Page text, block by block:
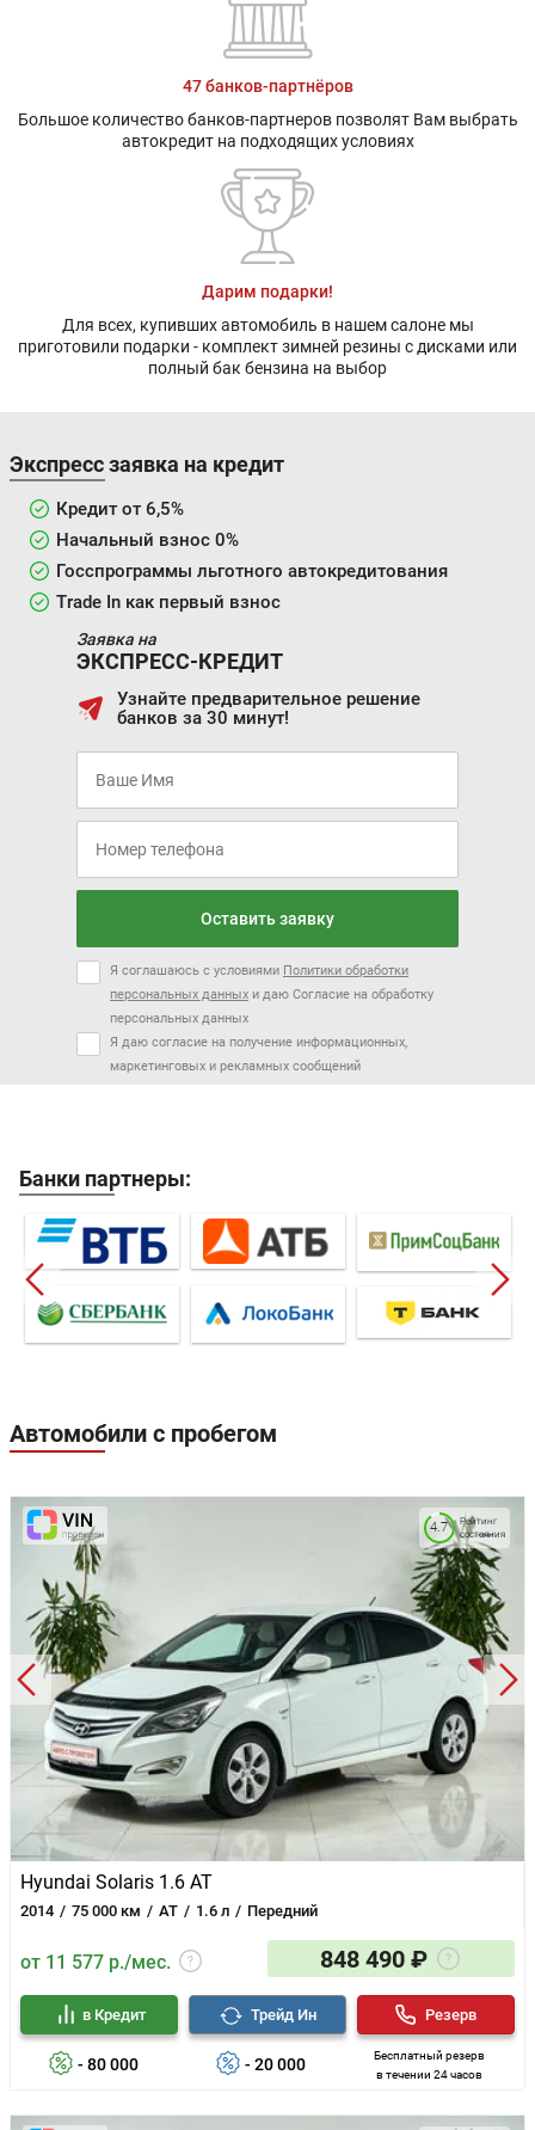
47 банков-партнёров
Большое количество банков-партнеров позволят Вам выбрать
автокредит на подходящих условиях
Дарим подарки!
Для всех, купивших автомобиль в нашем салоне мы
приготовили подарки - комплект зимней резины с дисками или
полный бак бензина на выбор
Экспресс заявка на кредит
Кредит от 6,5%
Начальный взнос 0%
Госспрограммы льготного автокредитования
Trade In как первый взнос
Заявка на
ЭКСПРЕСС-КРЕДИТ
Узнайте предварительное решение
банков за 30 минут!
Оставить заявку
Я соглашаюсь с условиями Политики обработки
персональных данных и даю Согласие на обработку
персональных данных
Я даю согласие на получение информационных,
маркетинговых и рекламных сообщений
Банки партнеры:
Автомобили с пробегом
Hyundai Solaris 1.6 AT
2014 75 000 км AT 1.6 л Передний
Рейтинг
состояния
4.7
от 11 577 р./мес. 848 490 ₽
- 80 000
в Кредит
- 20 000
Трейд Ин
Бесплатный резерв
в течении 24 часов
Резерв